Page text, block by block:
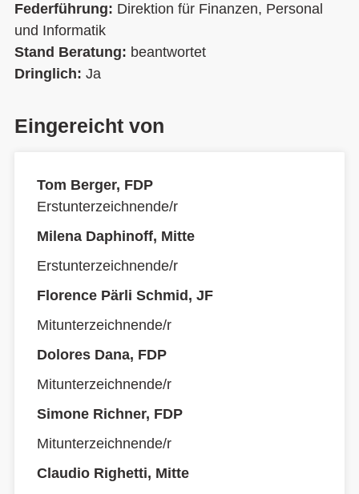
Federführung: Direktion für Finanzen, Personal
und Informatik
Stand Beratung: beantwortet
Dringlich: Ja
Eingereicht von
Tom Berger, FDP
Erstunterzeichnende/r
Milena Daphinoff, Mitte
Erstunterzeichnende/r
Florence Pärli Schmid, JF
Mitunterzeichnende/r
Dolores Dana, FDP
Mitunterzeichnende/r
Simone Richner, FDP
Mitunterzeichnende/r
Claudio Righetti, Mitte